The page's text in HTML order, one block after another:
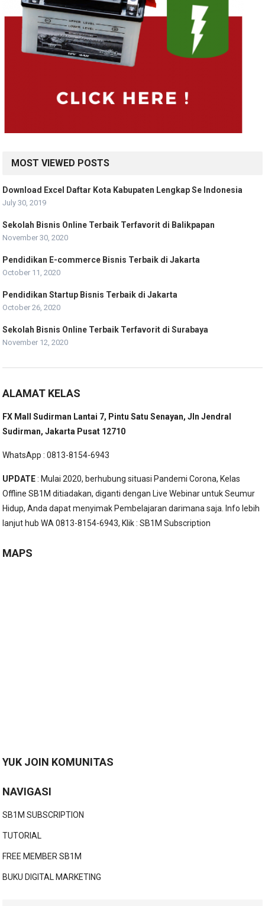
MOST VIEWED POSTS
Download Excel Daftar Kota Kabupaten Lengkap Se Indonesia
July 30, 2019
Sekolah Bisnis Online Terbaik Terfavorit di Balikpapan
November 30, 2020
Pendidikan E-commerce Bisnis Terbaik di Jakarta
October 11, 2020
Pendidikan Startup Bisnis Terbaik di Jakarta
October 26, 2020
Sekolah Bisnis Online Terbaik Terfavorit di Surabaya
November 12, 2020
ALAMAT KELAS
FX Mall Sudirman Lantai 7, Pintu Satu Senayan, Jln Jendral
Sudirman, Jakarta Pusat 12710
WhatsApp : 0813-8154-6943
UPDATE: Mulai 2020, berhubung situasi Pandemi Corona, Kelas
Offline SB1M ditiadakan, diganti dengan Live Webinar untuk Seumur
Hidup, Anda dapat menyimak Pembelajaran darimana saja. Info lebih
lanjut hub WA 0813-8154-6943, Klik :SB1M Subscription
MAPS
YUK JOIN KOMUNITAS
NAVIGASI
SB1M SUBSCRIPTION
TUTORIAL
FREE MEMBER SB1M
BUKU DIGITAL MARKETING